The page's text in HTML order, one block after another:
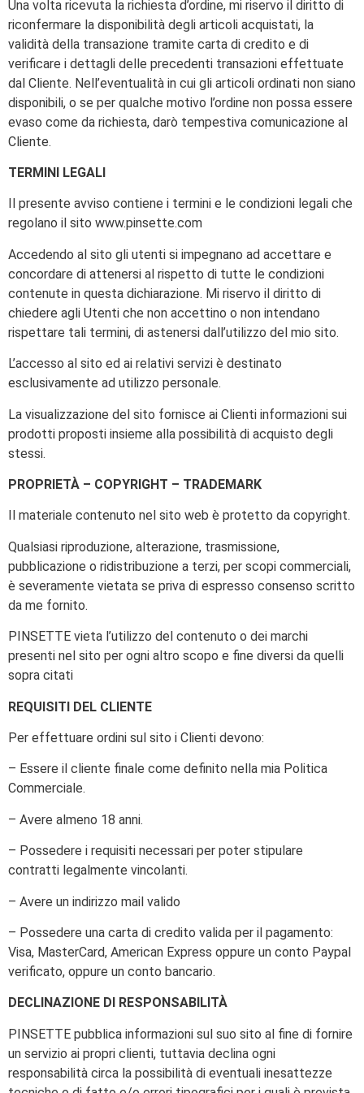
Una volta ricevuta la richiesta d’ordine, mi riservo il diritto di
riconfermare la disponibilità degli articoli acquistati, la
validità della transazione tramite carta di credito e di
verificare i dettagli delle precedenti transazioni effettuate
dal Cliente. Nell’eventualità in cui gli articoli ordinati non siano
disponibili, o se per qualche motivo l’ordine non possa essere
evaso come da richiesta, darò tempestiva comunicazione al
Cliente.
TERMINI LEGALI
Il presente avviso contiene i termini e le condizioni legali che
regolano il sito www.pinsette.com
Accedendo al sito gli utenti si impegnano ad accettare e
concordare di attenersi al rispetto di tutte le condizioni
contenute in questa dichiarazione. Mi riservo il diritto di
chiedere agli Utenti che non accettino o non intendano
rispettare tali termini, di astenersi dall’utilizzo del mio sito.
L’accesso al sito ed ai relativi servizi è destinato
esclusivamente ad utilizzo personale.
La visualizzazione del sito fornisce ai Clienti informazioni sui
prodotti proposti insieme alla possibilità di acquisto degli
stessi.
PROPRIETÀ – COPYRIGHT – TRADEMARK
Il materiale contenuto nel sito web è protetto da copyright.
Qualsiasi riproduzione, alterazione, trasmissione,
pubblicazione o ridistribuzione a terzi, per scopi commerciali,
è severamente vietata se priva di espresso consenso scritto
da me fornito.
PINSETTE vieta l’utilizzo del contenuto o dei marchi
presenti nel sito per ogni altro scopo e fine diversi da quelli
sopra citati
REQUISITI DEL CLIENTE
Per effettuare ordini sul sito i Clienti devono:
– Essere il cliente finale come definito nella mia Politica
Commerciale.
– Avere almeno 18 anni.
– Possedere i requisiti necessari per poter stipulare
contratti legalmente vincolanti.
– Avere un indirizzo mail valido
– Possedere una carta di credito valida per il pagamento:
Visa, MasterCard, American Express oppure un conto Paypal
verificato, oppure un conto bancario.
DECLINAZIONE DI RESPONSABILITÀ
PINSETTE pubblica informazioni sul suo sito al fine di fornire
un servizio ai propri clienti, tuttavia declina ogni
responsabilità circa la possibilità di eventuali inesattezze